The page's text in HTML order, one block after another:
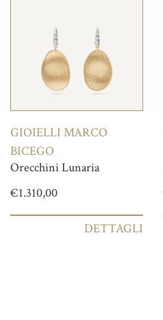
GIOIELLI MARCO
BICEGO
Orecchini Lunaria
€1.310,00
DETTAGLI